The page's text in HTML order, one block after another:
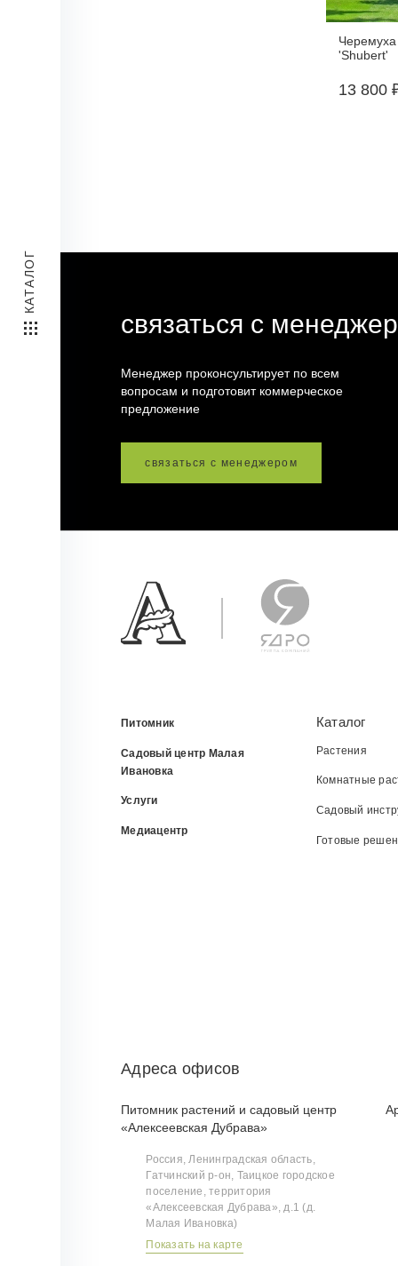
КАТАЛОГ
Черемуха
'Shubert'
13 800
связаться с
Менеджер проконсультирует по всем
вопросам и подготовит коммерческое
предложение
связаться с менеджером
Питомник
Садовый центр Малая
Ивановка
Услуги
Медиацентр
Каталог
Растения
Комнатные
Садовый
Готовые
Адреса офисов
Питомник растений и садовый центр
«Алексеевская Дубрава»
Россия, Ленинградская область,
Гатчинский р‑он, Таицкое городское
поселение, территория
«Алексеевская Дубрава», д.1 (д.
Малая Ивановка)
Показать на карте